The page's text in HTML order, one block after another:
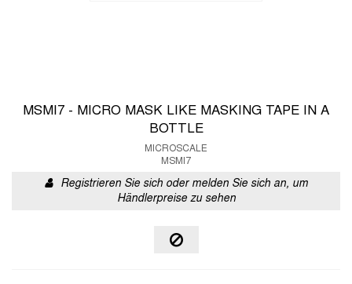
MSMI7 - MICRO MASK LIKE MASKING TAPE IN A
BOTTLE
MICROSCALE
MSMI7
Registrieren Sie sich oder melden Sie sich an, um
Händlerpreise zu sehen